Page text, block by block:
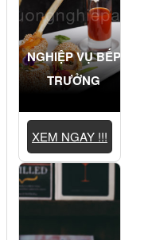
NGHIỆP VỤ BẾP
TRƯỞNG
XEM NGAY !!!